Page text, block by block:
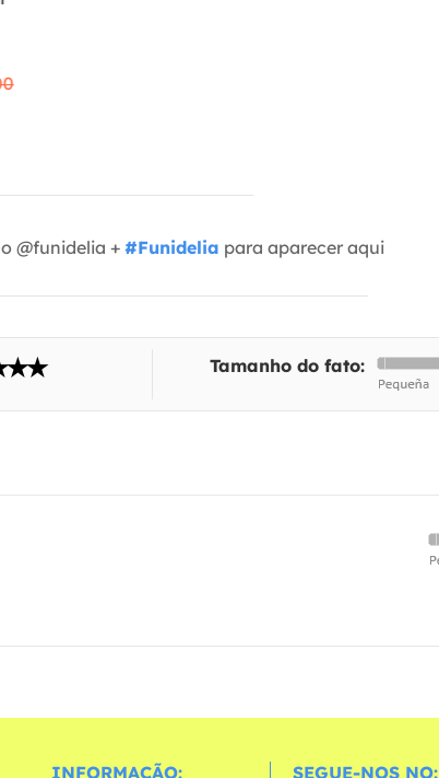
@funidelia + #Funidelia para aparecer aqui
Tamanho do fato:
INFORMAÇÃO: SEGUE-NOS NO: